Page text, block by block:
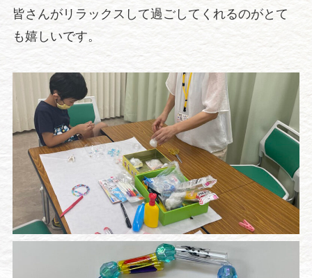
皆さんがリラックスして過ごしてくれるのがとて
も嬉しいです。